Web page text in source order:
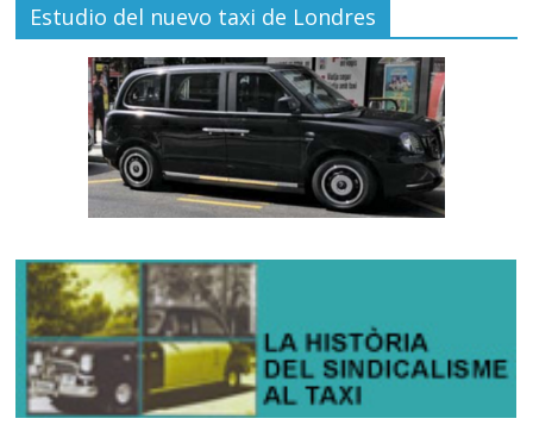
Estudio del nuevo taxi de Londres